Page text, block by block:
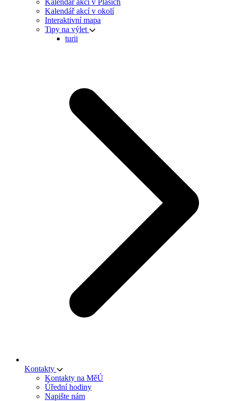
Kalendář akcí v okolí
Interaktivní mapa
Tipy na výlet
turii
Kontakty
Kontakty na MěÚ
Úřední hodiny
Napište nám